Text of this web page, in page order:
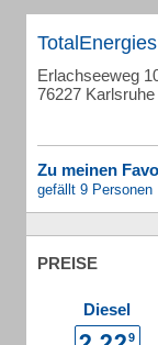
TotalEnergies
Erlachseeweg
76227 Karlsruhe
Zu meinen
gefällt 9 Personen
PREISE
Diesel